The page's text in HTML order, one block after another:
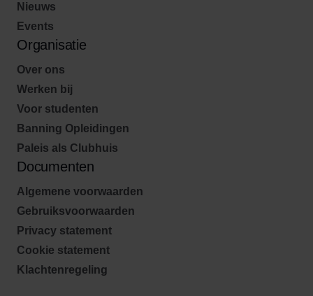
Nieuws
Events
Organisatie
Over ons
Werken bij
Voor studenten
Banning Opleidingen
Paleis als Clubhuis
Documenten
Algemene voorwaarden
Gebruiksvoorwaarden
Privacy statement
Cookie statement
Klachtenregeling